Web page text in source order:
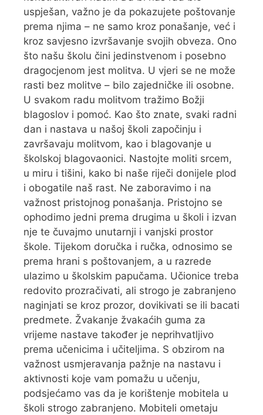
uspješan, važno je da pokazujete poštovanje
prema njima – ne samo kroz ponašanje, već i
kroz savjesno izvršavanje svojih obveza. Ono
što našu školu čini jedinstvenom i posebno
dragocjenom jest molitva. U vjeri se ne može
rasti bez molitve – bilo zajedničke ili osobne.
U svakom radu molitvom tražimo Božji
blagoslov i pomoć. Kao što znate, svaki radni
dan i nastava u našoj školi započinju i
završavaju molitvom, kao i blagovanje u
školskoj blagovaonici. Nastojte moliti srcem,
u miru i tišini, kako bi naše riječi donijele plod
i obogatile naš rast. Ne zaboravimo i na
važnost pristojnog ponašanja. Pristojno se
ophodimo jedni prema drugima u školi i izvan
nje te čuvajmo unutarnji i vanjski prostor
škole. Tijekom doručka i ručka, odnosimo se
prema hrani s poštovanjem, a u razrede
ulazimo u školskim papučama. Učionice treba
redovito prozračivati, ali strogo je zabranjeno
naginjati se kroz prozor, dovikivati se ili bacati
predmete. Žvakanje žvakaćih guma za
vrijeme nastave također je neprihvatljivo
prema učenicima i učiteljima. S obzirom na
važnost usmjeravanja pažnje na nastavu i
aktivnosti koje vam pomažu u učenju,
podsjećamo vas da je korištenje mobitela u
školi strogo zabranjeno. Mobiteli ometaju